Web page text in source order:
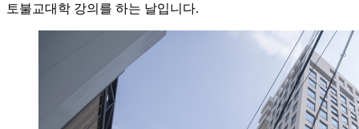
토불교대학 강의를 하는 날입니다.